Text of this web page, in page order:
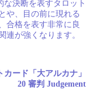
決断を表すタロット
や、目の前に現れる
合格を表す非常に良
連が強くなります。
カード「大アルカナ」
20 審判 Judgement